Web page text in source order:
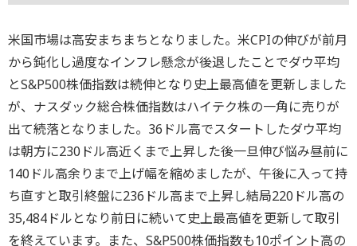
米国市場は高安まちまちとなりました。米CPIの伸びが前月
から鈍化し過度なインフレ懸念が後退したことでダウ平均
とS&P500株価指数は続伸となり史上最高値を更新しました
が、ナスダック総合株価指数はハイテク株の一角に売りが
出て続落となりました。36ドル高でスタートしたダウ平均
は朝方に230ドル高近くまで上昇した後一旦伸び悩み昼前に
140ドル高余りまで上げ幅を縮めましたが、午後に入って持
ち直すと取引終盤に236ドル高まで上昇し結局220ドル高の
35,484ドルとなり前日に続いて史上最高値を更新して取引
を終えています。また、S&P500株価指数も10ポイント高の